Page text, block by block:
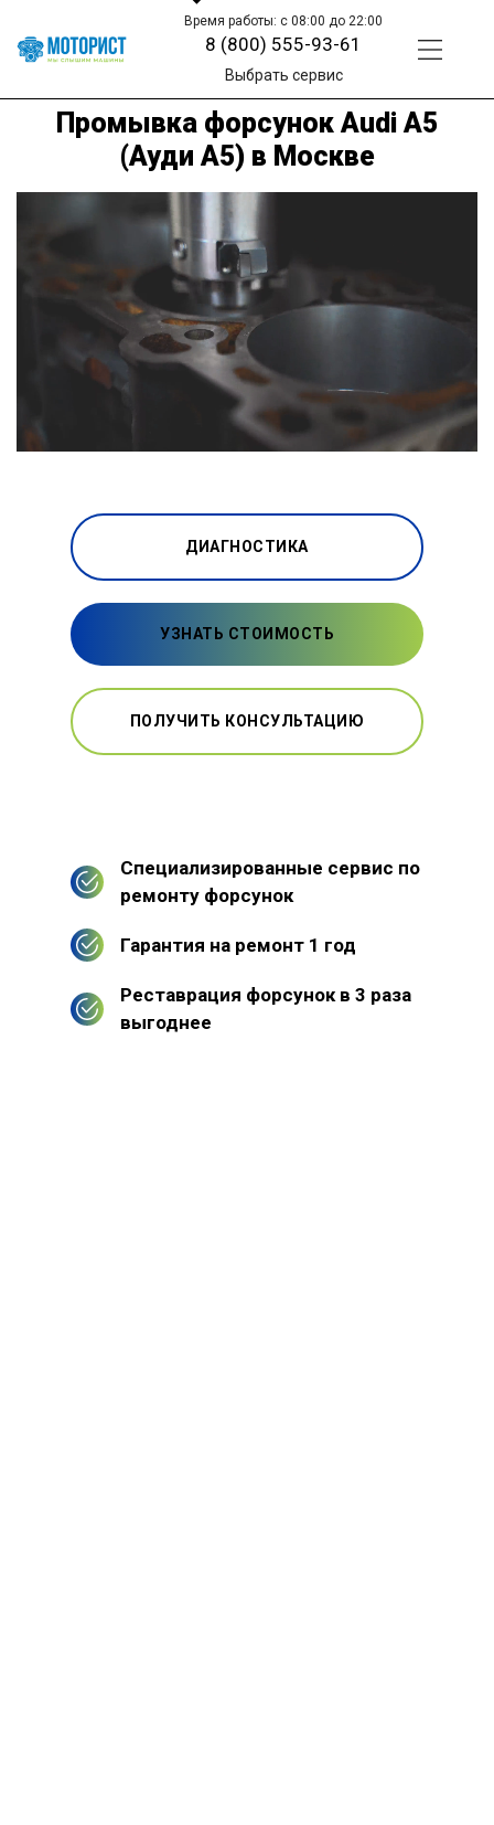
Время работы: с 08:00 до 22:00
8 (800) 555-93-61
Выбрать сервис
Промывка форсунок Audi A5
(Ауди А5) в Москве
ДИАГНОСТИКА
УЗНАТЬ СТОИМОСТЬ
ПОЛУЧИТЬ КОНСУЛЬТАЦИЮ
Специализированные сервис по
ремонту форсунок
Гарантия на ремонт 1 год
Реставрация форсунок в 3 раза
выгоднее